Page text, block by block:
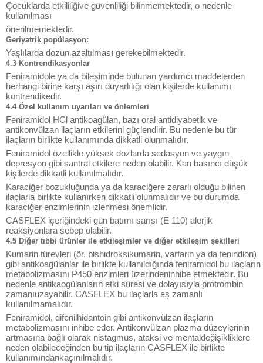
Çocuklarda etkililiğive güvenliliği bilinmemektedir, o nedenle
kullanılması
önerilmemektedir.
Geriyatrik popülasyon:
Yaşlılarda dozun azaltılması gerekebilmektedir.
4.3 Kontrendikasyonlar
Feniramidole ya da bileşiminde bulunan yardımcı maddelerden
herhangi birine karşı aşırı duyarlılığı olan kişilerde kullanımı
kontrendikedir.
4.4 Özel kullanım uyarıları ve önlemleri
Feniramidol HCl antikoagülan, bazı oral antidiyabetik ve
antikonvülzan ilaçların etkilerini güçlendirir. Bu nedenle bu tür
ilaçların birlikte kullanımında dikkatli olunmalıdır.
Feniramidol özellikle yüksek dozlarda sedasyon ve yaygın
depresyon gibi santral etkilere neden olabilir. Kan basıncı düşük
kişilerde dikkatli kullanılmalıdır.
Karaciğer bozukluğunda ya da karaciğere zararlı olduğu bilinen
ilaçlarla birlikte kullanırken dikkatli olunmalıdır ve bu durumda
karaciğer enzimlerinin izlenmesi önemlidir.
CASFLEX içeriğindeki gün batımı sarısı (E 110) alerjik
reaksiyonlara sebep olabilir.
4.5 Diğer tıbbi ürünler ile etkileşimler ve diğer etkileşim şekilleri
Kumarin türevleri (ör. bishidroksikumarin, varfarin ya da fenindion)
gibi antikoagülanlar ile birlikte kullanıldığında feniramidol bu ilaçların
metabolizmasını P450 enzimleri üzerindeninhibe etmektedir. Bu
nedenle antikaogülanların etki süresi ve dolayısıyla protrombin
zamanıuzayabilir. CASFLEX bu ilaçlarla eş zamanlı
kullanılmamalıdır.
Feniramidol, difenilhidantoin gibi antikonvülzan ilaçların
metabolizmasını inhibe eder. Antikonvülzan plazma düzeylerinin
artmasına bağlı olarak nistagmus, ataksi ve mentaldeğişikliklere
neden olabileceğinden bu tip ilaçların CASFLEX ile birlikte
kullanımındankaçınılmalıdır.